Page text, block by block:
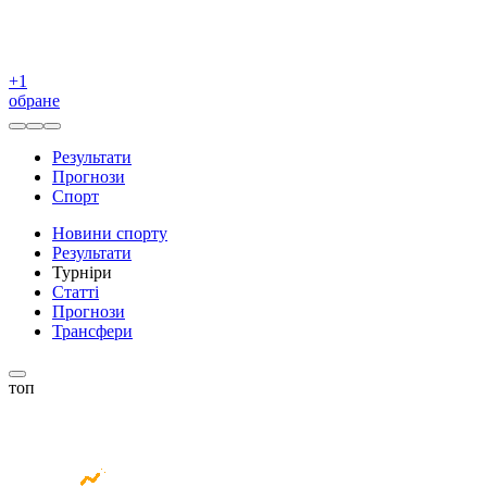
+1
обране
Результати
Прогнози
Спорт
Новини спорту
Результати
Турніри
Статті
Прогнози
Трансфери
топ